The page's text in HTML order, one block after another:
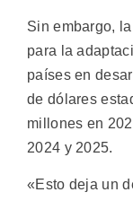
Sin embargo,
para la
países en
de dólares
millones en
2024 y 2025.
«Esto deja un